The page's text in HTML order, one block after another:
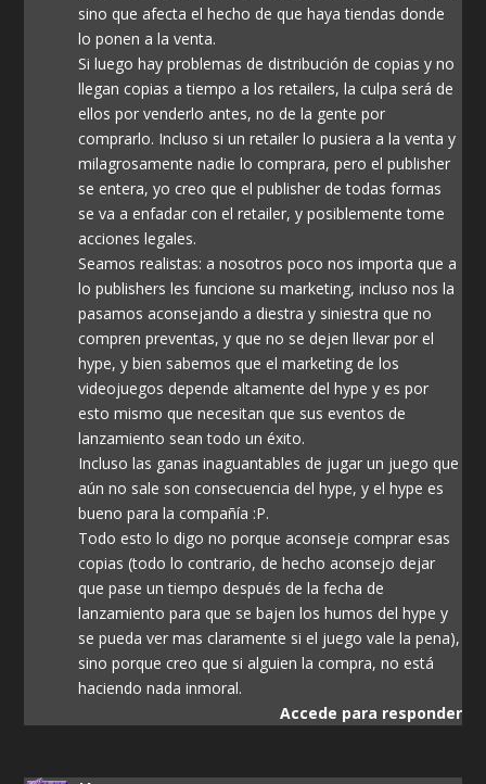
sino que afecta el hecho de que haya tiendas donde
lo ponen a la venta.
Si luego hay problemas de distribución de copias y no
llegan copias a tiempo a los retailers, la culpa será de
ellos por venderlo antes, no de la gente por
comprarlo. Incluso si un retailer lo pusiera a la venta y
milagrosamente nadie lo comprara, pero el publisher
se entera, yo creo que el publisher de todas formas
se va a enfadar con el retailer, y posiblemente tome
acciones legales.
Seamos realistas: a nosotros poco nos importa que a
lo publishers les funcione su marketing, incluso nos la
pasamos aconsejando a diestra y siniestra que no
compren preventas, y que no se dejen llevar por el
hype, y bien sabemos que el marketing de los
videojuegos depende altamente del hype y es por
esto mismo que necesitan que sus eventos de
lanzamiento sean todo un éxito.
Incluso las ganas inaguantables de jugar un juego que
aún no sale son consecuencia del hype, y el hype es
bueno para la compañía :P.
Todo esto lo digo no porque aconseje comprar esas
copias (todo lo contrario, de hecho aconsejo dejar
que pase un tiempo después de la fecha de
lanzamiento para que se bajen los humos del hype y
se pueda ver mas claramente si el juego vale la pena),
sino porque creo que si alguien la compra, no está
haciendo nada inmoral.
Accede para responder